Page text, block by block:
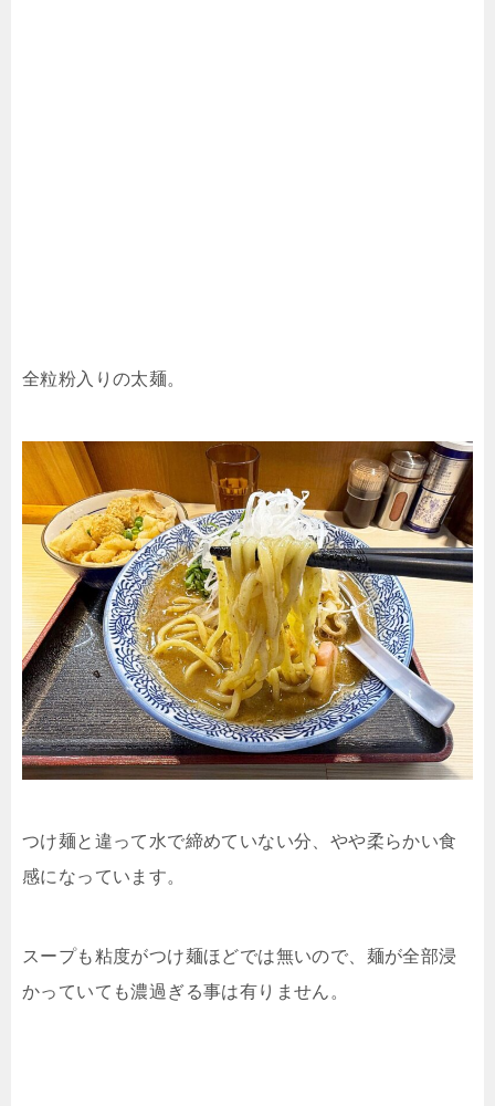
全粒粉入りの太麺。
つけ麺と違って水で締めていない分、やや柔らかい食
感になっています。
スープも粘度がつけ麺ほどでは無いので、麺が全部浸
かっていても濃過ぎる事は有りません。